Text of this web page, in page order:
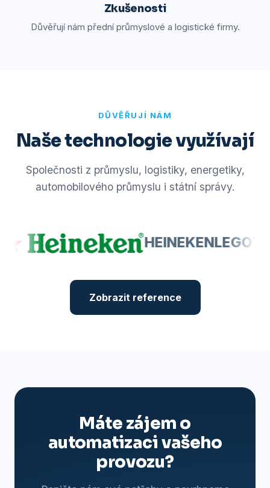
Zkušenosti
Důvěřují nám přední průmyslové a logistické firmy.
DŮVĚŘUJÍ NÁM
Naše technologie využívají
Společnosti z průmyslu, logistiky, energetiky,
automobilového průmyslu i státní správy.
HEINEKENLEGO
Zobrazit reference
Máte zájem o
automatizaci vašeho
provozu?